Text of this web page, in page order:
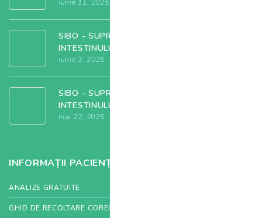
iunie 11, 2025
SIBO - SUPRACOLONIZAREA BACTERIANĂ A
INTESTINULUI SUBȚIRE
iunie 3, 2025
SIBO - SUPRACOLONIZAREA BACTERIANĂ A
INTESTINULUI SUBȚIRE
mai 22, 2025
INFORMAȚII PACIENȚI
ANALIZE GRATUITE
GHID DE RECOLTARE CORECTĂ